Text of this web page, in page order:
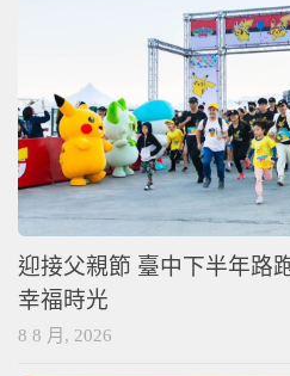
迎接父親節 臺中下半年路
幸福時光
8 8 月, 2026